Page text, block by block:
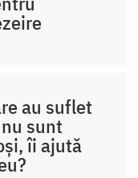
au suflet
sunt
îi ajută